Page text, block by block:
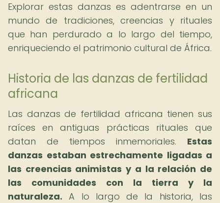
Explorar estas danzas es adentrarse en un
mundo de tradiciones, creencias y rituales
que han perdurado a lo largo del tiempo,
enriqueciendo el patrimonio cultural de África.
Historia de las danzas de fertilidad
africana
Las danzas de fertilidad africana tienen sus
raíces en antiguas prácticas rituales que
datan de tiempos inmemoriales. Estas
danzas estaban estrechamente ligadas a
las creencias animistas y a la relación de
las comunidades con la tierra y la
naturaleza. A lo largo de la historia, las